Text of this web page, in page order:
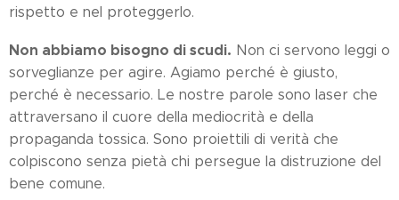
rispetto e nel proteggerlo.
Non abbiamo bisogno di scudi. Non ci servono leggi o
sorveglianze per agire. Agiamo perché è giusto,
perché è necessario. Le nostre parole sono laser che
attraversano il cuore della mediocrità e della
propaganda tossica. Sono proiettili di verità che
colpiscono senza pietà chi persegue la distruzione del
bene comune.